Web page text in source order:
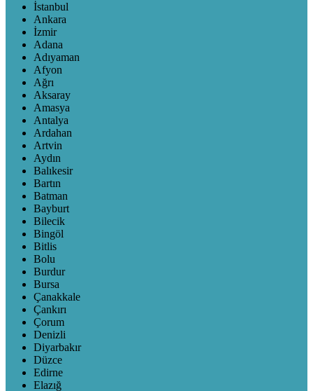
İstanbul
Ankara
İzmir
Adana
Adıyaman
Afyon
Ağrı
Aksaray
Amasya
Antalya
Ardahan
Artvin
Aydın
Balıkesir
Bartın
Batman
Bayburt
Bilecik
Bingöl
Bitlis
Bolu
Burdur
Bursa
Çanakkale
Çankırı
Çorum
Denizli
Diyarbakır
Düzce
Edirne
Elazığ